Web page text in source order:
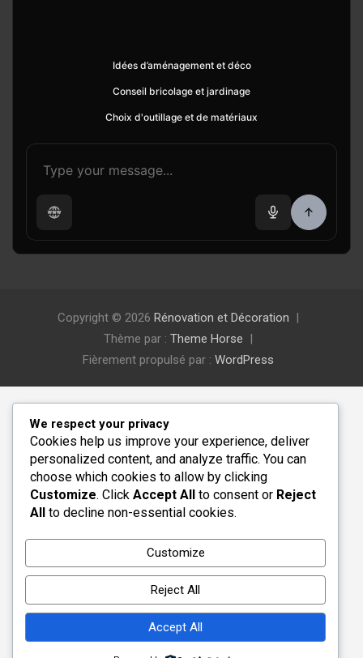
Idées d’aménagement et déco
Conseil bricolage et jardinage
Choix d'outillage et de matériaux
Copyright © 2026 Rénovation et Décoration
Thème par : Theme Horse
Fièrement propulsé par : WordPress
We respect your privacy
Cookies help us improve your experience, deliver
personalized content, and analyze traffic. You can
choose which cookies to allow by clicking
Customize. Click Accept All to consent or Reject
All to decline non-essential cookies.
Customize
Reject All
Accept All